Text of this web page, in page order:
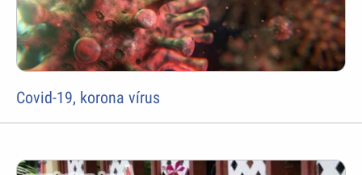
Covid-19, korona vírus